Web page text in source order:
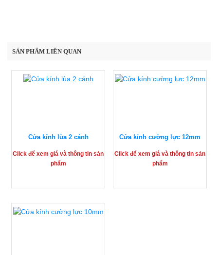
SẢN PHẨM LIÊN QUAN
Cửa kính lùa 2 cánh
Click để xem giá và thông tin sản
phẩm
Cửa kính cường lực 12mm
Click để xem giá và thông tin sản
phẩm